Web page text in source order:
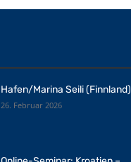
Hafen/Marina Seili (Finnland)
26. Februar 2026